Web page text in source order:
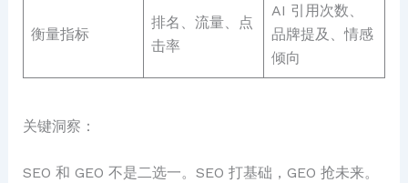
衡量指标
排名、流量、点
击率
AI 引用次数、
品牌提及、情感
倾向
关键洞察：
SEO 和 GEO 不是二选一。SEO 打基础，GEO 抢未来。